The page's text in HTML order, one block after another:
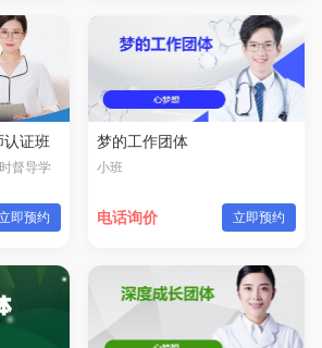
认证班
督导学
即预约
梦的工作团体
小班
电话询价 立即预约